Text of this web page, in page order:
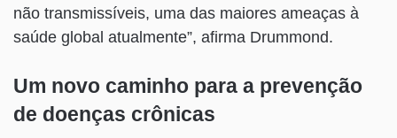
não transmissíveis, uma das maiores ameaças à
saúde global atualmente”, afirma Drummond.
Um novo caminho para a prevenção
de doenças crônicas